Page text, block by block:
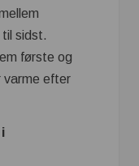
til sidst.
første og
varme efter